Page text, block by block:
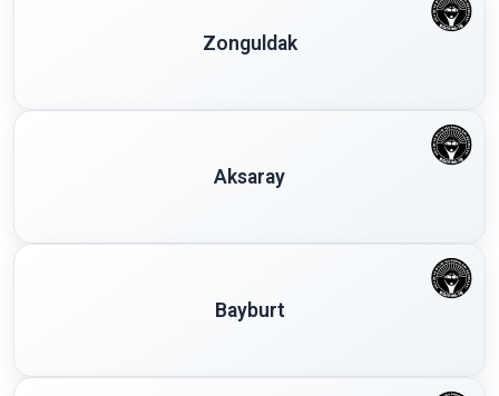
Zonguldak
Aksaray
Bayburt